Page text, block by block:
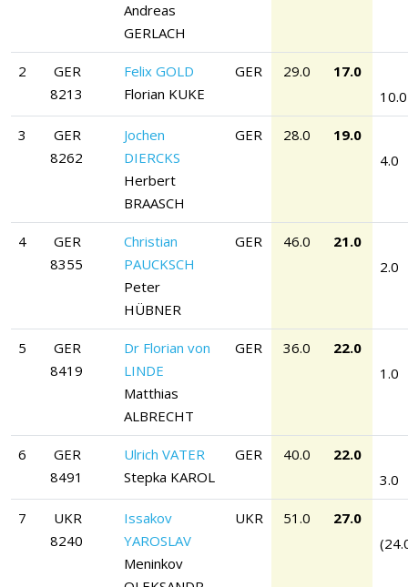
Andreas
GERLACH
2
GER
8213
Felix GOLD
Florian KUKE
GER 29.0
17.0
10.0
3
GER
8262
Jochen
DIERCKS
Herbert
BRAASCH
GER 28.0
19.0
4.0
4
GER
8355
Christian
PAUCKSCH
Peter
HÜBNER
GER 46.0
21.0
2.0
5
GER
8419
Dr Florian von
LINDE
Matthias
ALBRECHT
GER 36.0
22.0
1.0
6
GER
8491
Ulrich VATER
Stepka KAROL
GER 40.0
22.0
3.0
7
UKR
8240
Issakov
YAROSLAV
Meninkov
UKR 51.0
27.0